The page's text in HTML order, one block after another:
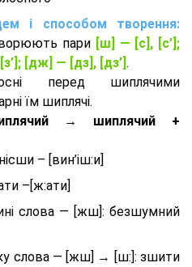
і способом творення:
пари [ш] — [c], [с’];
[дж] — [дз], [дз’] .
перед шиплячими
їм шиплячі.
→ шиплячий +
– [вин’іш:и]
–[ж:ати]
слова — [жш]: безшумний
слова — [жш] → [ш:]: зшити